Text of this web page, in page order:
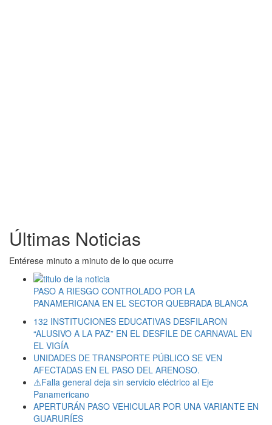
Últimas Noticias
Entérese minuto a minuto de lo que ocurre
PASO A RIESGO CONTROLADO POR LA
PANAMERICANA EN EL SECTOR QUEBRADA BLANCA
132 INSTITUCIONES EDUCATIVAS DESFILARON
“ALUSIVO A LA PAZ” EN EL DESFILE DE CARNAVAL EN
EL VIGÍA
UNIDADES DE TRANSPORTE PÚBLICO SE VEN
AFECTADAS EN EL PASO DEL ARENOSO.
⚠️Falla general deja sin servicio eléctrico al Eje
Panamericano
APERTURÁN PASO VEHICULAR POR UNA VARIANTE EN
GUARURÍES